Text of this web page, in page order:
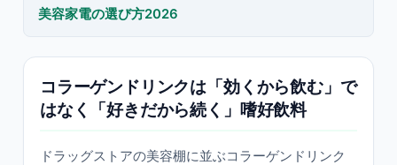
美容家電の選び方2026
コラーゲンドリンクは「効くから飲む」で
はなく「好きだから続く」嗜好飲料
ドラッグストアの美容棚に並ぶコラーゲンドリンク